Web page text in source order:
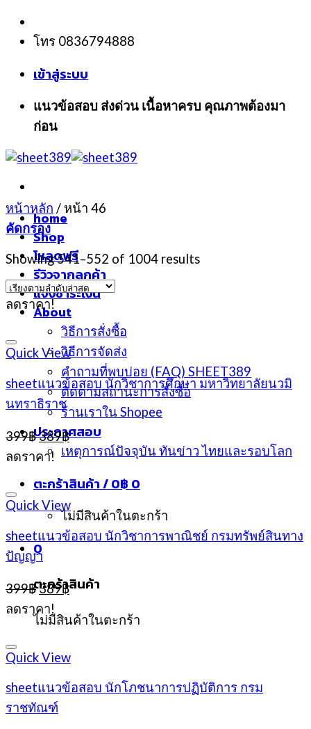
Skip
content
โทร 0836794888
เข้าสู่ระบบ
แนวข้อสอบ ส่งด่วน เนื้อหาครบ คุณภาพต้องมา
ก่อน
home
Shop
โหลดฟรี
รีวิวจากลูกค้า
แจ้งชำระเงิน
About
วิธีการสั่งซื้อ
วิธีการจัดส่ง
คำถามที่พบบ่อย (FAQ) SHEET389
ติดตามสถานะการสั่งซื้อ
ร้านเราใน Shopee
ประกาศสอบ
เหตุการณ์ปัจจุบัน ทันข่าว ไทยและรอบโลก
ตะกร้าสินค้า /0฿ 0
ไม่มีสินค้าในตะกร้า
0
ตะกร้าสินค้า
ไม่มีสินค้าในตะกร้า
หน้าหลัก / หน้า 46
คัดกรอง
Showing 541–552 of 1004 results
ลดราคา!
Quick View
sheetแนวข้อสอบ นักวิชาการศึกษา มหาวิทยาลัยนวมิ
นทราธิราช
399฿Original
price
was:
399฿.
389฿Current
price
is:
389฿.
ลดราคา!
Quick View
sheetแนวข้อสอบ นักวิชาการพาณิชย์ กรมทรัพย์สินทาง
ปัญญา
399฿Original
price
was:
389฿Current
is:
ลดราคา!
Quick View
sheetแนวข้อสอบ นักโภชนาการปฏิบัติการ กรม
ราชทัณฑ์